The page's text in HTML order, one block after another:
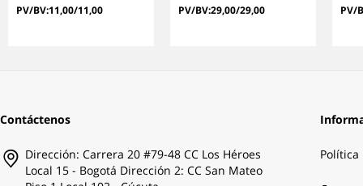
PV/BV:11,00/11,00 PV/BV:29,00/29,00 PV/
Contáctenos
Dirección: Carrera 20 #79-48 CC Los Héroes
Local 15 - Bogotá Dirección 2: CC San Mateo
Política